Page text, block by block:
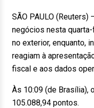
SÃO PAULO
negócios nesta
no exterior, enquanto,
reagiam à
fiscal e aos dados
Às 10:09 (de Brasília),
105.088,94 pontos.